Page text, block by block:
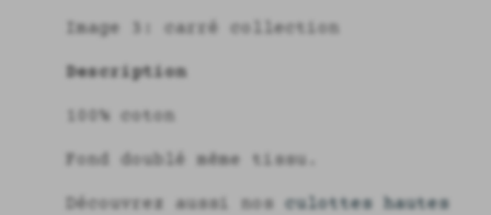
Image 3: carré collection
Description
100% coton
Fond doublé même tissu.
Découvrez aussi nos culottes hautes